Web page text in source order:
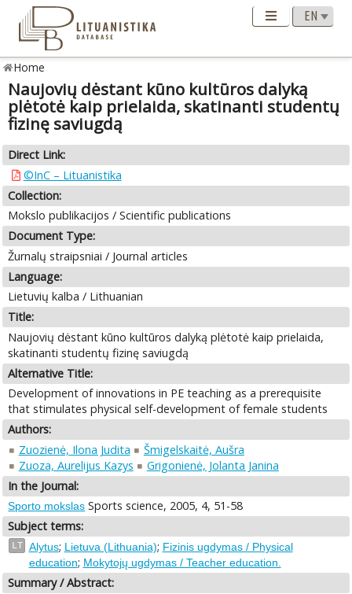
Home
Naujovių dėstant kūno kultūros dalyką
plėtotė kaip prielaida, skatinanti studentų
fizinę saviugdą
Direct Link:
©InC – Lituanistika
Collection:
Mokslo publikacijos / Scientific publications
Document Type:
Žurnalų straipsniai / Journal articles
Language:
Lietuvių kalba / Lithuanian
Title:
Naujovių dėstant kūno kultūros dalyką plėtotė kaip prielaida,
skatinanti studentų fizinę saviugdą
Alternative Title:
Development of innovations in PE teaching as a prerequisite
that stimulates physical self-development of female students
Authors:
Zuozienė, Ilona Judita
Šmigelskaitė, Aušra
Zuoza, Aurelijus Kazys
Grigonienė, Jolanta Janina
In the Journal:
Sporto mokslas Sports science, 2005, 4, 51-58
Subject terms:
LT Alytus; Lietuva (Lithuania); Fizinis ugdymas / Physical
education; Mokytojų ugdymas / Teacher education.
Summary / Abstract: